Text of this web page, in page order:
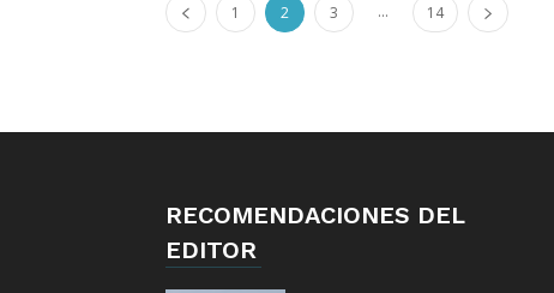
1 2 3 ... 14
RECOMENDACIONES DEL
EDITOR